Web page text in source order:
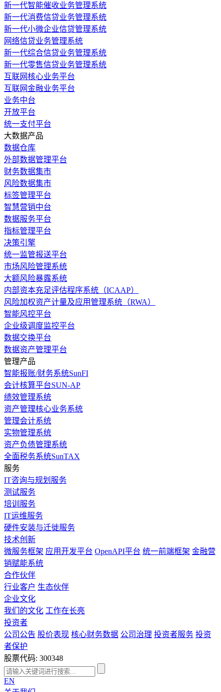
新一代智能催收业务管理系统
新一代消费信贷业务管理系统
新一代小微企业信贷管理系统
网络信贷业务管理系统
新一代综合信贷业务管理系统
新一代零售信贷业务管理系统
互联网核心业务平台
互联网金融业务平台
业务中台
开放平台
统一支付平台
大数据产品
数据仓库
外部数据管理平台
财务数据集市
风险数据集市
标签管理平台
智慧营销中台
数据服务平台
指标管理平台
决策引擎
统一监管报送平台
市场风险管理系统
大额风险暴露系统
内部资本充足评估程序系统（ICAAP）
风险加权资产计量及应用管理系统（RWA）
智能风控平台
企业级调度监控平台
数据交换平台
数据资产管理平台
管理产品
智能报账/财务系统SunFI
会计核算平台SUN-AP
绩效管理系统
资产管理核心业务系统
管理会计系统
实物管理系统
资产负债管理系统
全面税务系统SunTAX
服务
IT咨询与规划服务
测试服务
培训服务
IT运维服务
硬件安装与迁徙服务
技术创新
微服务框架 应用开发平台 OpenAPI平台 统一前端框架 金融营
销赋能系统
合作伙伴
行业客户 生态伙伴
企业文化
我们的文化 工作在长亮
投资者
公司公告 股价表现 核心财务数据 公司治理 投资者服务 投资
者保护
股票代码: 300348
EN